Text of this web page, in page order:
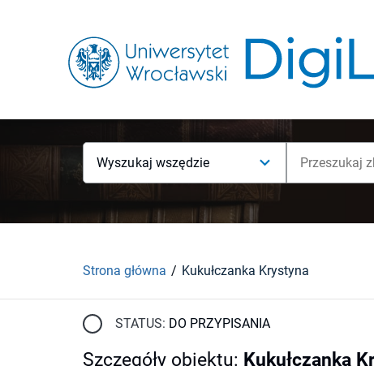
Wyszukaj wszędzie
Strona główna Kukułczanka Krystyna
STATUS: DO PRZYPISANIA
Szczegóły obiektu: Kukułczanka